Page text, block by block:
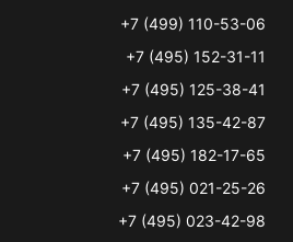
+7 (499) 110-53-06
+7 (495) 152-31-11
+7 (495) 125-38-41
+7 (495) 135-42-87
+7 (495) 182-17-65
+7 (495) 021-25-26
+7 (495) 023-42-98